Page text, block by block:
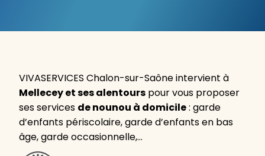
VIVASERVICES Chalon-sur-Saône intervient à
Mellecey et ses alentours pour vous proposer
ses services de nounou à domicile: garde
d’enfants périscolaire, garde d’enfants en bas
âge, garde occasionnelle,…